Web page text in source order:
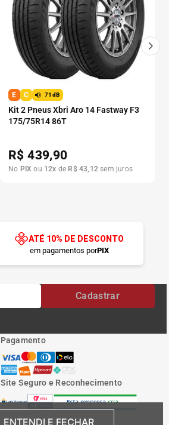
ENTENDI E FECHAR
E C 71dB
Kit 2 Pneus Xbri Aro 14 Fastway F3
175/75R14 86T
R$439,90
No PIX ou 12x de R$ 43, 12 sem juros
ATÉ 10% DE DESCONTO
em pagamentos porPIX
Cadastrar
Pagamento
Site Seguro e Reconhecimento